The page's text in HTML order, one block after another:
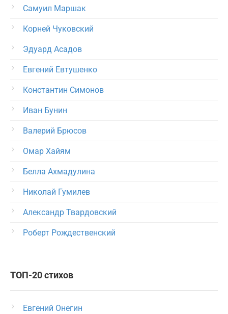
Самуил Маршак
Корней Чуковский
Эдуард Асадов
Евгений Евтушенко
Константин Симонов
Иван Бунин
Валерий Брюсов
Омар Хайям
Белла Ахмадулина
Николай Гумилев
Александр Твардовский
Роберт Рождественский
ТОП-20 стихов
Евгений Онегин